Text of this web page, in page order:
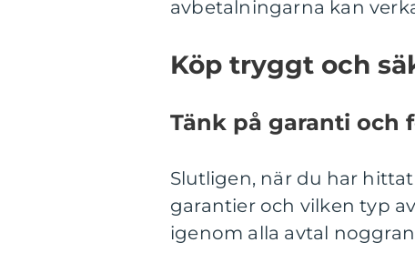
avbetalningarna kan
Köp tryggt och
Tänk på garanti och
Slutligen, när du har
garantier och vilken typ
igenom alla avtal